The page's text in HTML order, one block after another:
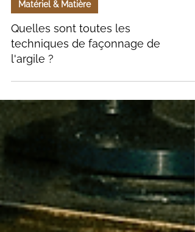
Matériel & Matière
Quelles sont toutes les
techniques de façonnage de
l'argile ?